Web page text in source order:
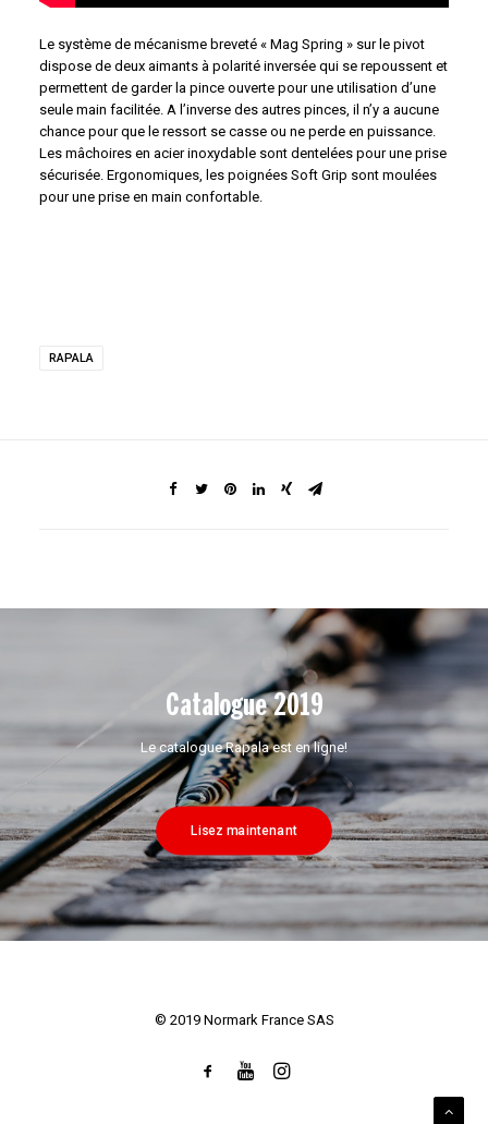
Le système de mécanisme breveté « Mag Spring » sur le pivot
dispose de deux aimants à polarité inversée qui se repoussent et
permettent de garder la pince ouverte pour une utilisation d’une
seule main facilitée. A l’inverse des autres pinces, il n’y a aucune
chance pour que le ressort se casse ou ne perde en puissance.
Les mâchoires en acier inoxydable sont dentelées pour une prise
sécurisée. Ergonomiques, les poignées Soft Grip sont moulées
pour une prise en main confortable.
RAPALA
Catalogue 2019
Le catalogue Rapala est en ligne!
Lisez maintenant
© 2019 Normark France SAS